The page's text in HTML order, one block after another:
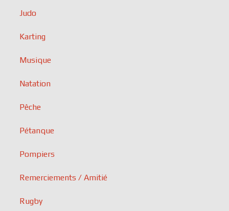
Judo
Karting
Musique
Natation
Pêche
Pétanque
Pompiers
Remerciements / Amitié
Rugby